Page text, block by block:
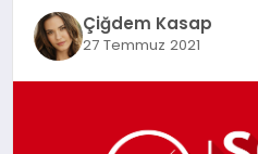
BELEDIYELER
Çiğdem Kasap
27 Temmuz 2021